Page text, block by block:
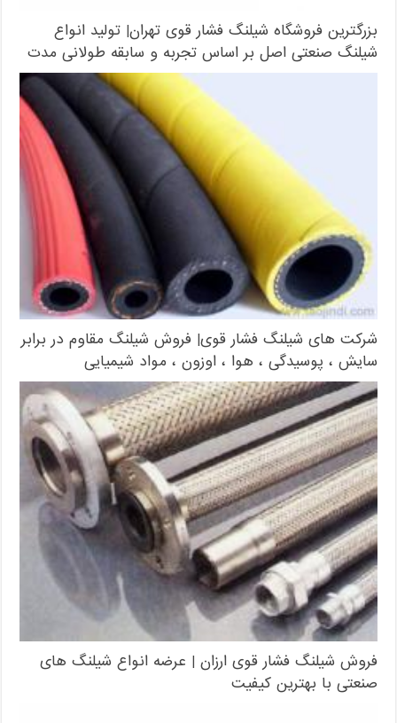
بزرگترین فروشگاه شیلنگ فشار قوی تهران| تولید انواع
شیلنگ صنعتی اصل بر اساس تجربه و سابقه طولانی مدت
شرکت های شیلنگ فشار قوی| فروش شیلنگ مقاوم در برابر
سایش ، پوسیدگی ، هوا ، اوزون ، مواد شیمیایی
فروش شیلنگ فشار قوی ارزان | عرضه انواع شیلنگ های
صنعتی با بهترین کیفیت